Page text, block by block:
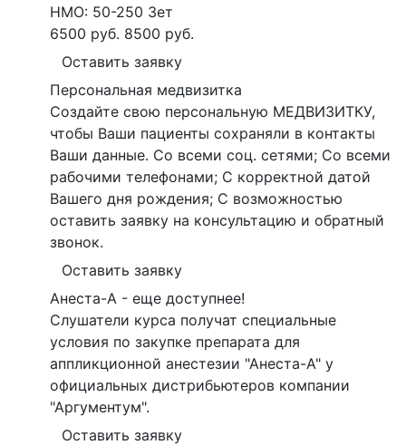
НМО: 50-250 Зет
6500 руб. 8500 руб.
Оставить заявку
Персональная медвизитка
Создайте свою персональную МЕДВИЗИТКУ,
чтобы Ваши пациенты сохраняли в контакты
Ваши данные. Со всеми соц. сетями; Со всеми
рабочими телефонами; С корректной датой
Вашего дня рождения; С возможностью
оставить заявку на консультацию и обратный
звонок.
Оставить заявку
Анеста-А - еще доступнее!
Слушатели курса получат специальные
условия по закупке препарата для
аппликционной анестезии "Анеста-А" у
официальных дистрибьютеров компании
"Аргументум".
Оставить заявку